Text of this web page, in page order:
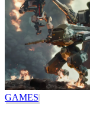
GAMES